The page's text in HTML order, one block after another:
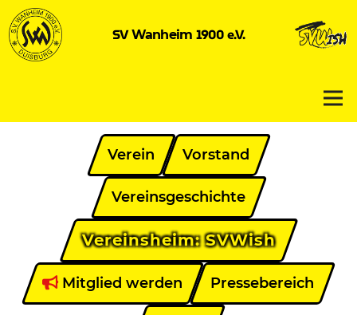
SVWanheim 1900 e.V.
Verein Vorstand
Vereinsgeschichte
Vereinsheim: SVWish
Mitglied werden Pressebereich